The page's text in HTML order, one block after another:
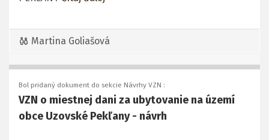
Martina Goliašová
Bol pridaný dokument do sekcie Návrhy VZN :
VZN o miestnej dani za ubytovanie na území
obce Uzovské Pekľany - návrh